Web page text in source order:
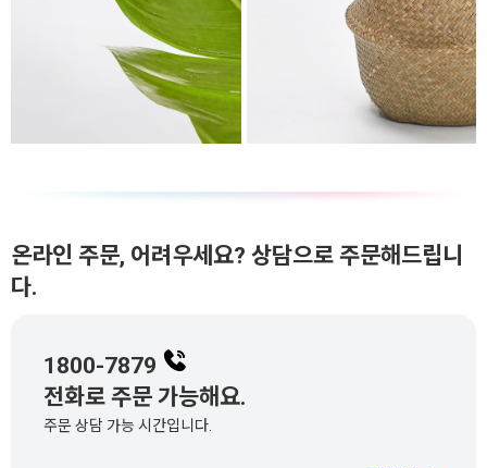
하신 후에 주시기 바랍니다. 배
송시 화분을 라탄바구니에 담
아 보내드립니다.
온라인 주문, 어려우세요? 상담으로 주문해드립니
다.
1800-7879
전화로 주문 가능해요.
주문 상담 가능 시간입니다.